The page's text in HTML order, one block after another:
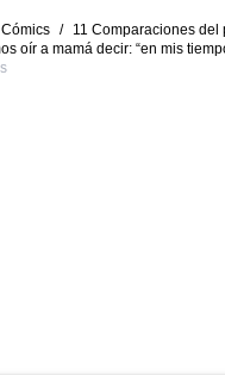
Cómics /
11 Comparaciones del
oír a mamá decir: “en mis